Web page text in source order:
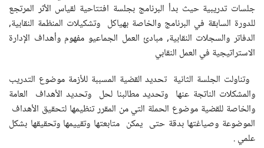
جلسات تدريبية حيث بدأ البرنامج بجلسة افتتاحية لقياس الأثر المرتجع
للدورة السابقة في البرنامج والخاصة بهياكل وتشكيلات المنظمة النقابية,
الدفاتر والسجلات النقابية, مبادئ العمل الجماعيو مفهوم وأهداف الإدارة
الاستراتيجية في العمل النقابي
وتناولت الجلسة الثانية تحديد القضية المسببة للأزمة موضوع التدريب
والمشكلات الناتجة عنها وتحديد مطالبنا لحل وتحديد الأهداف العامة
والخاصة للقضية موضوع الحملة التي من المقرر تنظيمها لتحقيق الأهداف
الموضوعة وصياغتها بدقة حتى يمكن متابعتها وتقييمها وتحقيقها بشكل
علمي .